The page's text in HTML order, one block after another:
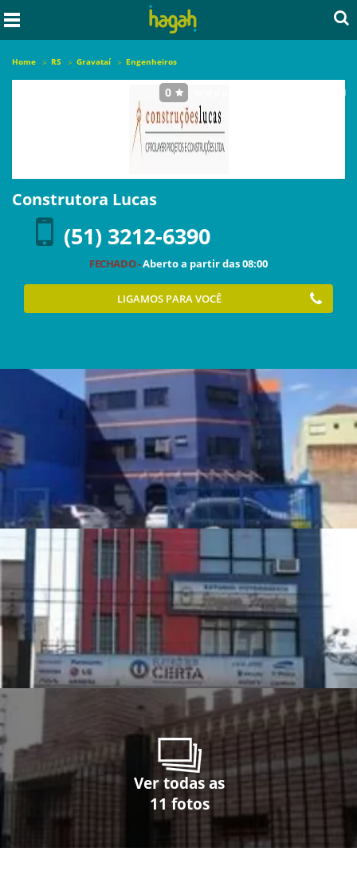
Home RS Gravataí Engenheiros
0 seja o primeiro a avaliar este local
Construtora Lucas
(51) 3212-6390
FECHADO -Aberto a partir das08:00
LIGAMOS PARA VOCÊ
Ver todas as
11 fotos
Ver todas as
11 fotos
Ver todas as
11 fotos
Ver todas as
11 fotos
Ver todas as
11 fotos
Ver todas as
11 fotos
Ver todas as
11 fotos
Ver todas as
11 fotos
Ver todas as
11 fotos
Ver todas as
11 fotos
Ver todas as
11 fotos